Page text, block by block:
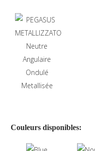
Couleurs disponibles: